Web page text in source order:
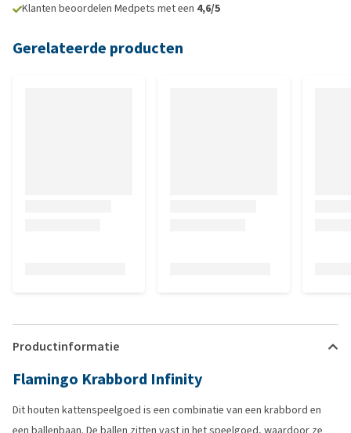
Klanten beoordelen Medpets met een 4,6/5
Gerelateerde producten
Productinformatie
Flamingo Krabbord Infinity
Dit houten kattenspeelgoed is een combinatie van een krabbord en